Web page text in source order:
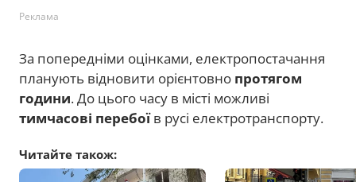
Реклама
За попередніми оцінками, електропостачання
планують відновити орієнтовно протягом
години. До цього часу в місті можливі
тимчасові перебоїв русі електротранспорту.
Читайте також: